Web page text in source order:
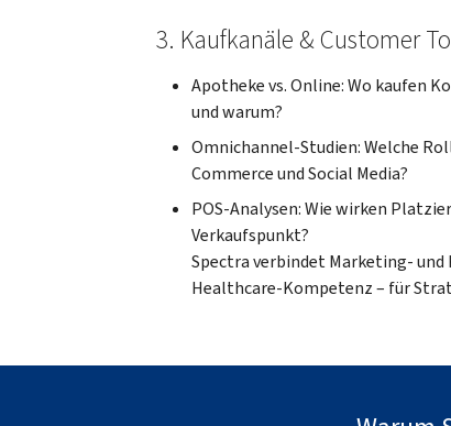
3. Kaufkanäle & Customer
Apotheke vs. Online: Wo kaufen
und warum?
Omnichannel-Studien: Welche
Commerce und Social Media?
POS-Analysen: Wie wirken
Verkaufspunkt?
Spectra verbindet Marketing-
Healthcare-Kompetenz – für